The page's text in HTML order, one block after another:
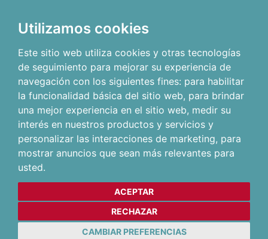
Utilizamos cookies
Este sitio web utiliza cookies y otras tecnologías
de seguimiento para mejorar su experiencia de
navegación con los siguientes fines: para habilitar
la funcionalidad básica del sitio web, para brindar
una mejor experiencia en el sitio web, medir su
interés en nuestros productos y servicios y
personalizar las interacciones de marketing, para
mostrar anuncios que sean más relevantes para
usted.
ACEPTAR
RECHAZAR
CAMBIAR PREFERENCIAS